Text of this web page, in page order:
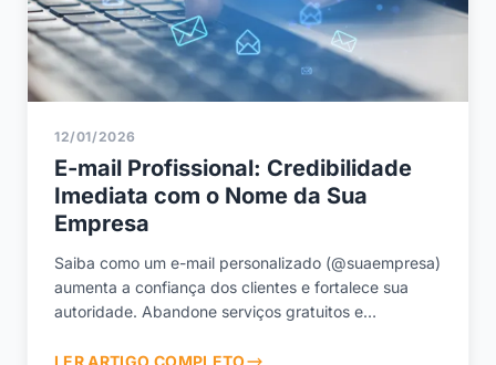
12/01/2026
E-mail Profissional: Credibilidade
Imediata com o Nome da Sua
Empresa
Saiba como um e-mail personalizado (@suaempresa)
aumenta a confiança dos clientes e fortalece sua
autoridade. Abandone serviços gratuitos e
LER ARTIGO COMPLETO